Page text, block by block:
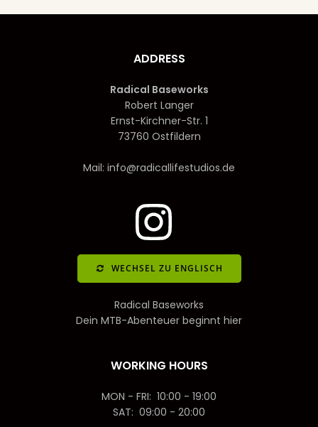
ADDRESS
Radical Baseworks
Robert Langer
Ernst-Kirchner-Str. 1
73760 Ostfildern
Mail: info@radicallifestudios.de
WECHSEL ZU ENGLISCH
Radical Baseworks
Dein MTB-Abenteuer beginnt hier
WORKING HOURS
MON - FRI: 10:00 - 19:00
SAT: 09:00 - 20:00